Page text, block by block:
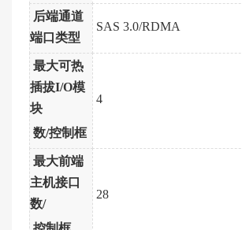
后端通道
端口类型
SAS 3.0/RDMA
最大可热
插拔I/O模
块
数/控制框
4
最大前端
主机接口
数/
28